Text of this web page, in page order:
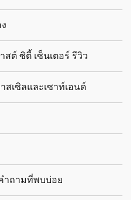
ต์ ซิตี้ เซ็นเตอร์ รีวิว
สเซิลและเซาท์เอนด์
ำถามที่พบบ่อย